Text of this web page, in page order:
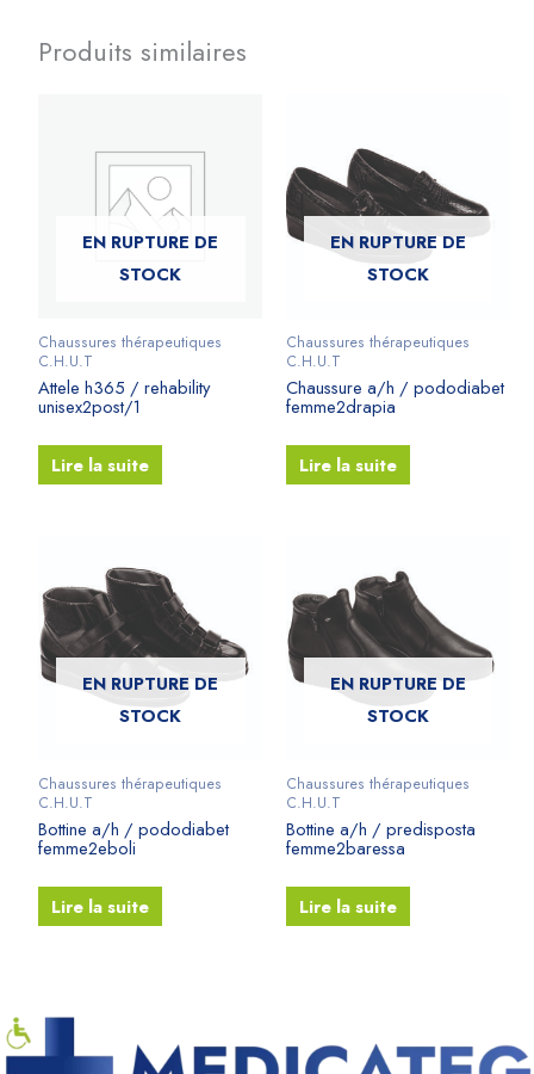
Produits similaires
EN RUPTURE DE
STOCK
Chaussures thérapeutiques
C.H.U.T
Attele h365 / rehability
unisex2post/1
Lire la suite
EN RUPTURE DE
STOCK
Chaussures thérapeutiques
C.H.U.T
Chaussure a/h / pododiabet
femme2drapia
Lire la suite
EN RUPTURE DE
STOCK
Chaussures thérapeutiques
C.H.U.T
Bottine a/h / pododiabet
femme2eboli
Lire la suite
EN RUPTURE DE
STOCK
Chaussures thérapeutiques
C.H.U.T
Bottine a/h / predisposta
femme2baressa
Lire la suite